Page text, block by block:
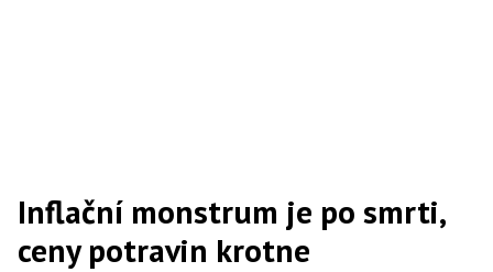
Inflační monstrum je po smrti,
ceny potravin krotne